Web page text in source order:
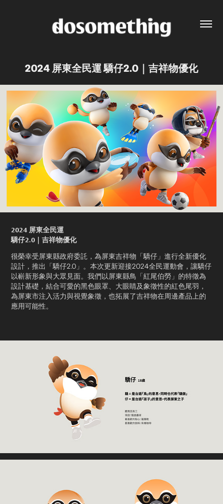
2024 屏東全民運 驕仔2.0｜吉祥物優化
2024 屏東全民運
驕仔2.0｜吉祥物優化
很榮幸受屏東縣政府委託，為屏東吉祥物「驕仔」進行全新優化
設計，推出「驕仔2.0」。本次更新迎接2024全民運動會，讓驕仔
以嶄新形象與大眾見面。我們以屏東縣鳥「紅尾伯勞」的特徵為
設計基礎，結合可愛的黑色眼罩、大眼睛及象徵性的紅色尾羽，
為屏東市注入活力與視覺象徵，也拓展了吉祥物在周邊產品上的
應用可能性。